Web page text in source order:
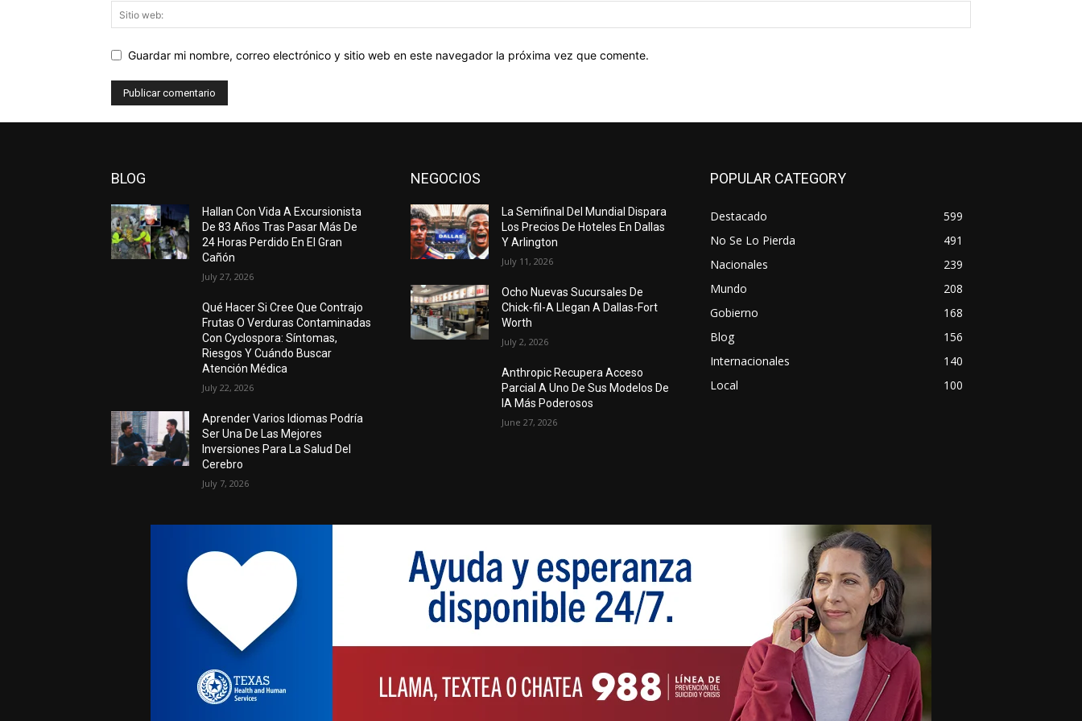
Guardar mi nombre, correo electrónico y sitio web en este navegador la próxima vez que comente.
BLOG
Hallan Con Vida A Excursionista
De 83 Años Tras Pasar Más De
24 Horas Perdido En El Gran
Cañón
July 27, 2026
Qué Hacer Si Cree Que Contrajo
Frutas O Verduras Contaminadas
Con Cyclospora: Síntomas,
Riesgos Y Cuándo Buscar
Atención Médica
July 22, 2026
Aprender Varios Idiomas Podría
Ser Una De Las Mejores
Inversiones Para La Salud Del
Cerebro
July 7, 2026
NEGOCIOS
La Semifinal Del Mundial Dispara
Los Precios De Hoteles En Dallas
Y Arlington
July 11, 2026
Ocho Nuevas Sucursales De
Chick-fil-A Llegan A Dallas-Fort
Worth
July 2, 2026
Anthropic Recupera Acceso
Parcial A Uno De Sus Modelos De
IA Más Poderosos
June 27, 2026
POPULAR CATEGORY
Destacado
599
No Se Lo Pierda
491
Nacionales
239
Mundo
208
Gobierno
168
Blog
156
Internacionales
140
Local
100